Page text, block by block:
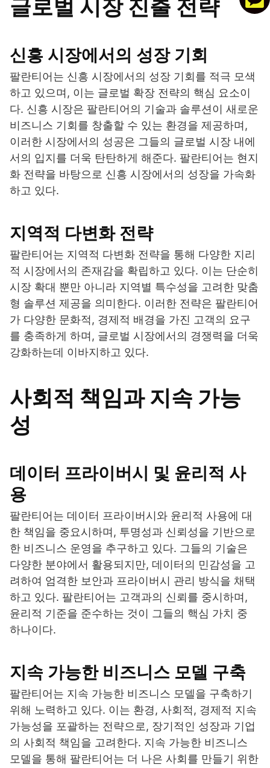
글로벌 시장 진출 전략
신흥 시장에서의 성장 기회
팔란티어는 신흥 시장에서의 성장 기회를 적극 모색
하고 있으며, 이는 글로벌 확장 전략의 핵심 요소이
다. 신흥 시장은 팔란티어의 기술과 솔루션이 새로운
비즈니스 기회를 창출할 수 있는 환경을 제공하며,
이러한 시장에서의 성공은 그들의 글로벌 시장 내에
서의 입지를 더욱 탄탄하게 해준다. 팔란티어는 현지
화 전략을 바탕으로 신흥 시장에서의 성장을 가속화
하고 있다.
지역적 다변화 전략
팔란티어는 지역적 다변화 전략을 통해 다양한 지리
적 시장에서의 존재감을 확립하고 있다. 이는 단순히
시장 확대 뿐만 아니라 지역별 특수성을 고려한 맞춤
형 솔루션 제공을 의미한다. 이러한 전략은 팔란티어
가 다양한 문화적, 경제적 배경을 가진 고객의 요구
를 충족하게 하며, 글로벌 시장에서의 경쟁력을 더욱
강화하는데 이바지하고 있다.
사회적 책임과 지속 가능
성
데이터 프라이버시 및 윤리적 사
용
팔란티어는 데이터 프라이버시와 윤리적 사용에 대
한 책임을 중요시하며, 투명성과 신뢰성을 기반으로
한 비즈니스 운영을 추구하고 있다. 그들의 기술은
다양한 분야에서 활용되지만, 데이터의 민감성을 고
려하여 엄격한 보안과 프라이버시 관리 방식을 채택
하고 있다. 팔란티어는 고객과의 신뢰를 중시하며,
윤리적 기준을 준수하는 것이 그들의 핵심 가치 중
하나이다.
지속 가능한 비즈니스 모델 구축
팔란티어는 지속 가능한 비즈니스 모델을 구축하기
위해 노력하고 있다. 이는 환경, 사회적, 경제적 지속
가능성을 포괄하는 전략으로, 장기적인 성장과 기업
의 사회적 책임을 고려한다. 지속 가능한 비즈니스
모델을 통해 팔란티어는 더 나은 사회를 만들기 위한